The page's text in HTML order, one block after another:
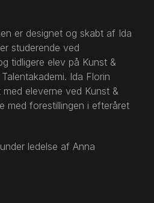
er designet og skabt af Ida
studerende ved
tidligere elev på Kunst &
Ida Florin
eleverne ved Kunst &
med forestillingen i efteråret
ledelse af Anna